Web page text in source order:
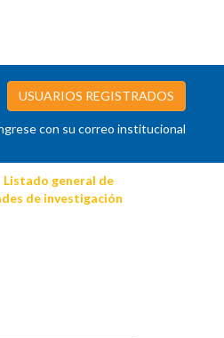
USUARIOS REGISTRADOS
con su correo institucional
Listado general de
de investigación